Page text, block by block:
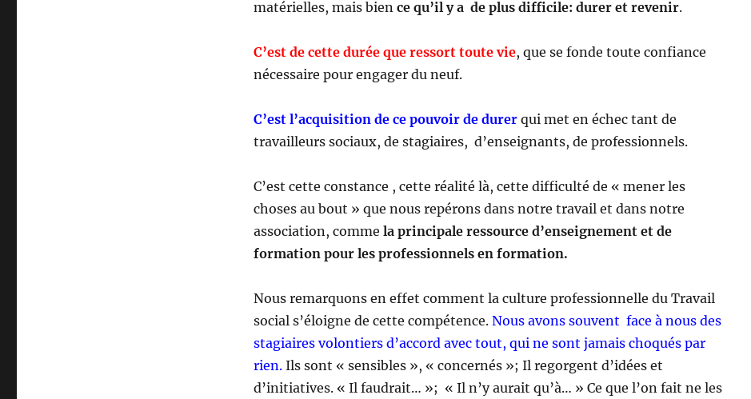
matérielles, mais bien ce qu’il y a de plus difficile: durer et revenir.
C’est de cette durée que ressort toute vie, que se fonde toute confiance
nécessaire pour engager du neuf.
C’est l’acquisition de ce pouvoir de durerqui met en échec tant de
travailleurs sociaux, de stagiaires, d’enseignants, de professionnels.
C’est cette constance , cette réalité là, cette difficulté de « mener les
choses au bout » que nous repérons dans notre travail et dans notre
association, comme la principale ressource d’enseignement et de
formation pour les professionnels en formation.
Nous remarquons en effet comment la culture professionnelle du Travail
social s’éloigne de cette compétence. Nous avons souvent face à nous des
stagiaires volontiers d’accord avec tout, qui ne sont jamais choqués par
rien.Ils sont « sensibles », « concernés »; Il regorgent d’idées et
d’initiatives. « Il faudrait… »; « Il n’y aurait qu’à… » Ce que l’on fait ne les